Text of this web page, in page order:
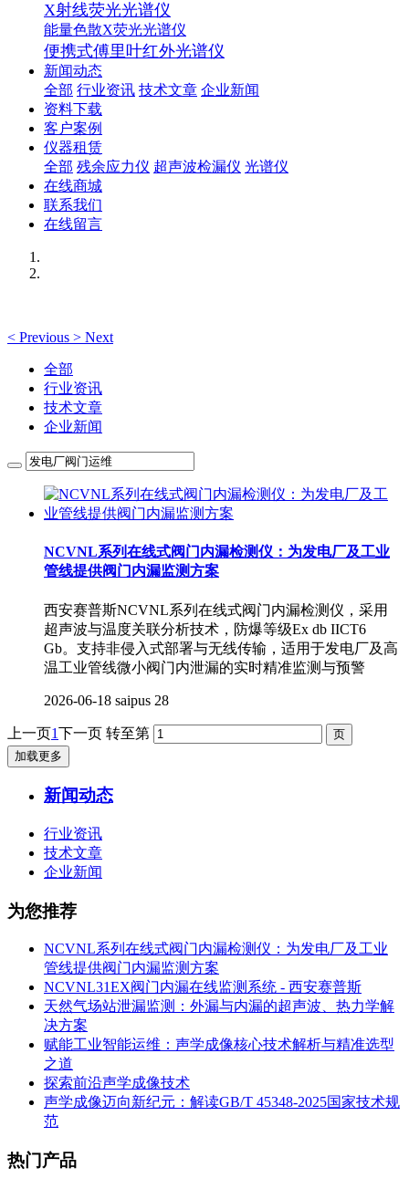
X射线荧光光谱仪
能量色散X荧光光谱仪
便携式傅里叶红外光谱仪
新闻动态
全部 行业资讯 技术文章 企业新闻
资料下载
客户案例
仪器租赁
全部 残余应力仪 超声波检漏仪 光谱仪
在线商城
联系我们
在线留言
< Previous > Next
全部
行业资讯
技术文章
企业新闻
NCVNL系列在线式阀门内漏检测仪：为发电厂及工业
管线提供阀门内漏监测方案
西安赛普斯NCVNL系列在线式阀门内漏检测仪，采用
超声波与温度关联分析技术，防爆等级Ex db IICT6
Gb。支持非侵入式部署与无线传输，适用于发电厂及高
温工业管线微小阀门内泄漏的实时精准监测与预警
2026-06-18 saipus 28
上一页1下一页 转至第
加载更多
新闻动态
行业资讯
技术文章
企业新闻
为您推荐
NCVNL系列在线式阀门内漏检测仪：为发电厂及工业
管线提供阀门内漏监测方案
NCVNL31EX阀门内漏在线监测系统 - 西安赛普斯
天然气场站泄漏监测：外漏与内漏的超声波、热力学解
决方案
赋能工业智能运维：声学成像核心技术解析与精准选型
之道
探索前沿声学成像技术
声学成像迈向新纪元：解读GB/T 45348-2025国家技术规
范
热门产品